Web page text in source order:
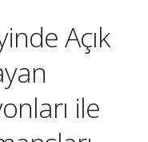
Açık
ile